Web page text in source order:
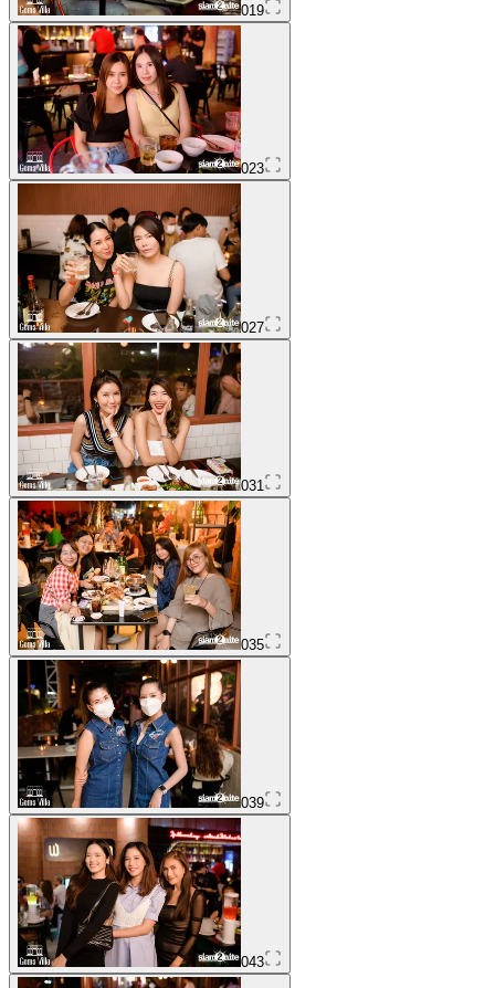
019
023
027
031
035
039
043